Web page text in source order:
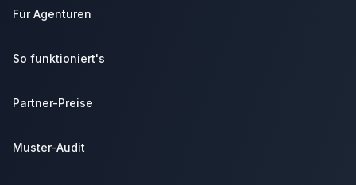
Für Agenturen
So funktioniert's
Partner-Preise
Muster-Audit